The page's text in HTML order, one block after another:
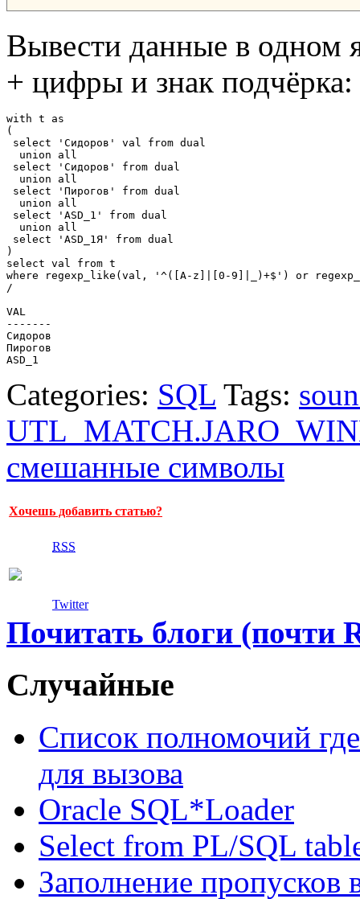
Вывести данные в одном
+ цифры и знак подчёрка:
with t as
(
select 'Сидоров' val from dual
  union all
select 'Cидoров' from dual
  union all
select 'Пирогов' from dual
  union all
select 'ASD_1' from dual
  union all
select 'ASD_1Я' from dual
)
select val from t
where regexp_like(val, '^([A-z]|[0-9]|_)+$') or
/
VAL
-------
Сидоров
Пирогов
Categories: SQL Tags:
смешанные символы
Хочешь добавить статью?
RSS
Twitter
Почитать блоги (почти
Случайные
Список полномочий
для вызова
Oracle SQL*Loader
Select from PL/SQL
Заполнение пропусков